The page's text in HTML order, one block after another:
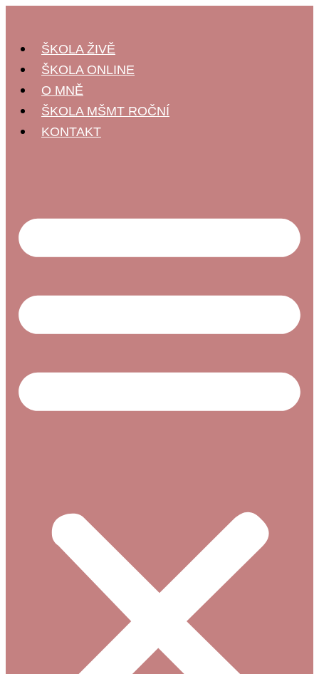
ŠKOLA ŽIVĚ
ŠKOLA ONLINE
O MNĚ
ŠKOLA MŠMT ROČNÍ
KONTAKT